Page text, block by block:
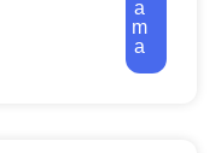
a
m
a